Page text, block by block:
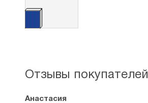
Отзывы покупателей
Анастасия